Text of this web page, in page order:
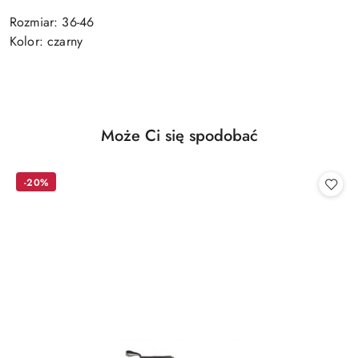
Rozmiar: 36-46
Kolor: czarny
Pomiń karuzelę produktów
Produkty
Może Ci się spodobać
-20%